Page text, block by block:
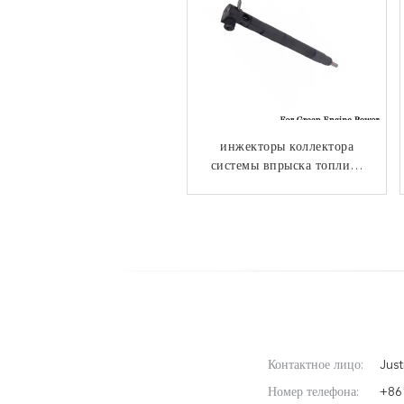
инжекторы коллектора
системы впрыска топлива
Модулирующая лампа
9308 инжектора ДЭЛФИ
Контактное лицо:
Номер телефона: